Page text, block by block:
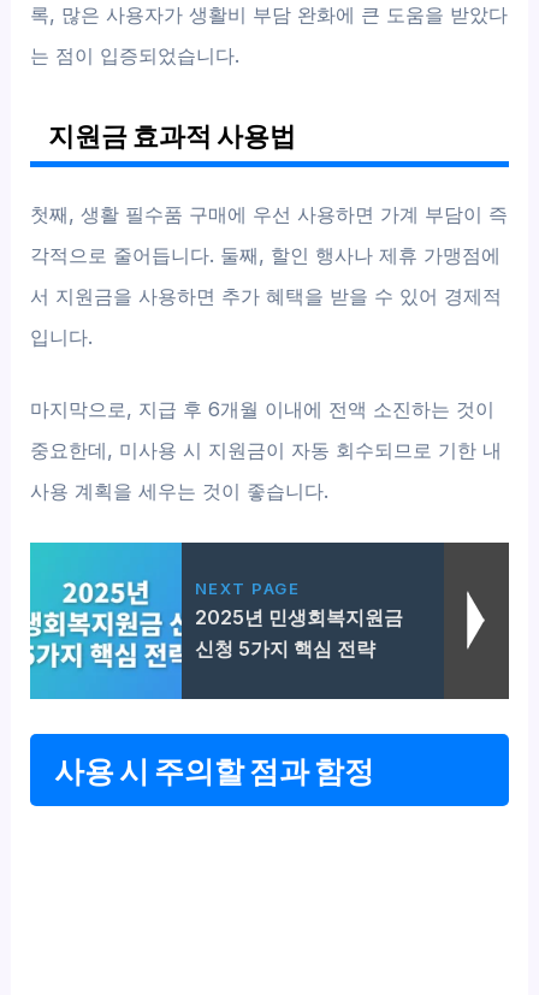
록, 많은 사용자가 생활비 부담 완화에 큰 도움을 받았다
는 점이 입증되었습니다.
지원금 효과적 사용법
첫째, 생활 필수품 구매에 우선 사용하면 가계 부담이 즉
각적으로 줄어듭니다. 둘째, 할인 행사나 제휴 가맹점에
서 지원금을 사용하면 추가 혜택을 받을 수 있어 경제적
입니다.
마지막으로, 지급 후 6개월 이내에 전액 소진하는 것이
중요한데, 미사용 시 지원금이 자동 회수되므로 기한 내
사용 계획을 세우는 것이 좋습니다.
NEXT PAGE
2025년 민생회복지원금
신청 5가지 핵심 전략
사용 시 주의할 점과 함정